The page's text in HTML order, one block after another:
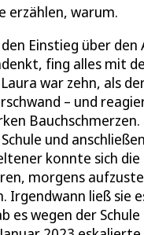
erzählen, warum.
Einstieg über den
fing alles mit
war zehn, als
– und
und
konnte sich
morgens
Irgendwann ließ sie
es wegen der